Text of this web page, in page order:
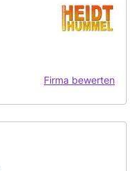
Firma bewerten